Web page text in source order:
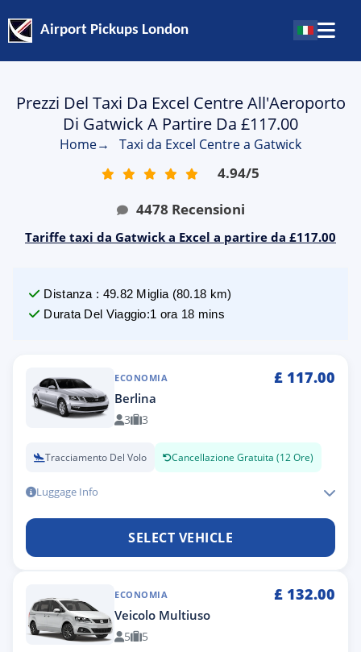
Airport Pickups London
Prezzi Del Taxi Da Excel Centre All'Aeroporto
Di Gatwick A Partire Da £117.00
Home→ Taxi da Excel Centre a Gatwick
4.94/5
4478 Recensioni
Tariffe taxi da Gatwick a Excel a partire da £117.00
Distanza : 49.82 Miglia (80.18 km)
Durata Del Viaggio:1 ora 18 mins
ECONOMIA £ 117.00
Berlina
3 3
Tracciamento Del Volo Cancellazione Gratuita (12 Ore)
Luggage Info
SELECT VEHICLE
ECONOMIA £ 132.00
Veicolo Multiuso
5 5